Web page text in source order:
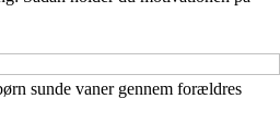
sunde vaner gennem forældres